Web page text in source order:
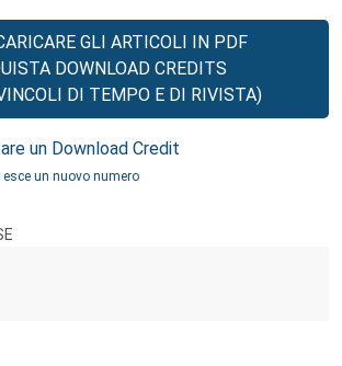
GLI ARTICOLI IN PDF
DOWNLOAD CREDITS
DI TEMPO E DI RIVISTA)
un Download Credit
un nuovo numero